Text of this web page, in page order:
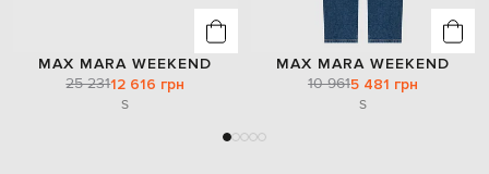
MAX MARA WEEKEND
25 23112 616 грн
S
MAX MARA WEEKEND
10 9615 481 грн
S